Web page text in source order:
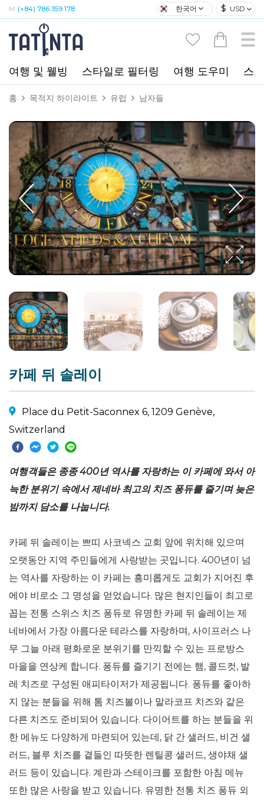
M: (+84) 786 359 178 한국어 $ USD
여행 및 웰빙 스타일로 필터링 여행 도우미 스
홈 목적지 하이라이트 유럽 남자들
카페 뒤 솔레이
Place du Petit-Saconnex 6, 1209 Genève,
Switzerland
여행객들은 종종 400년 역사를 자랑하는 이 카페에 와서 아
늑한 분위기 속에서 제네바 최고의 치즈 퐁듀를 즐기며 늦은
밤까지 담소를 나눕니다.
카페 뒤 솔레이는 쁘띠 사코넥스 교회 앞에 위치해 있으며
오랫동안 지역 주민들에게 사랑받는 곳입니다. 400년이 넘
는 역사를 자랑하는 이 카페는 흥미롭게도 교회가 지어진 후
에야 비로소 그 명성을 얻었습니다. 많은 현지인들이 최고로
꼽는 전통 스위스 치즈 퐁듀로 유명한 카페 뒤 솔레이는 제
네바에서 가장 아름다운 테라스를 자랑하며, 사이프러스 나
무 그늘 아래 평화로운 분위기를 만끽할 수 있는 프로방스
마을을 연상케 합니다. 퐁듀를 즐기기 전에는 햄, 콜드컷, 발
레 치즈로 구성된 애피타이저가 제공됩니다. 퐁듀를 좋아하
지 않는 분들을 위해 톰 치즈볼이나 말라코프 치즈와 같은
다른 치즈도 준비되어 있습니다. 다이어트를 하는 분들을 위
한 메뉴도 다양하게 마련되어 있는데, 닭 간 샐러드, 비건 샐
러드, 블루 치즈를 곁들인 따뜻한 렌틸콩 샐러드, 생야채 샐
러드 등이 있습니다. 계란과 스테이크를 포함한 아침 메뉴
또한 많은 사랑을 받고 있습니다. 유명한 전통 치즈 퐁듀 외